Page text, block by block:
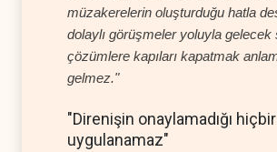
müzakerelerin oluşturduğu hatla
dolaylı görüşmeler yoluyla gelecek
çözümlere kapıları kapatmak
gelmez."
"Direnişin onaylamadığı
uygulanamaz"